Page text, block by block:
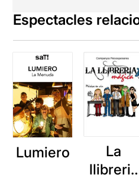
Espectacles
Lumiero
La
llibreria